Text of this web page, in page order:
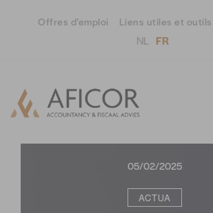
Offres d’emploi Liens utiles et outils
NL FR
05/02/2025
ACTUA